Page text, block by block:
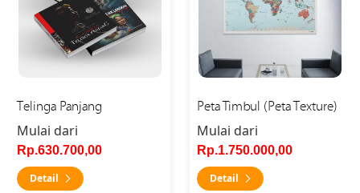
Telinga Panjang
Mulai dari
Rp.630.700,00
Detail
Peta Timbul (Peta Texture)
Mulai dari
Rp.1.750.000,00
Detail